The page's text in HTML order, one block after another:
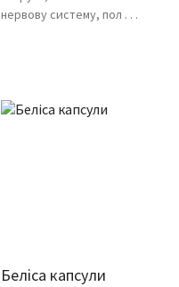
нервову систему, пол . . .
Беліса капсули